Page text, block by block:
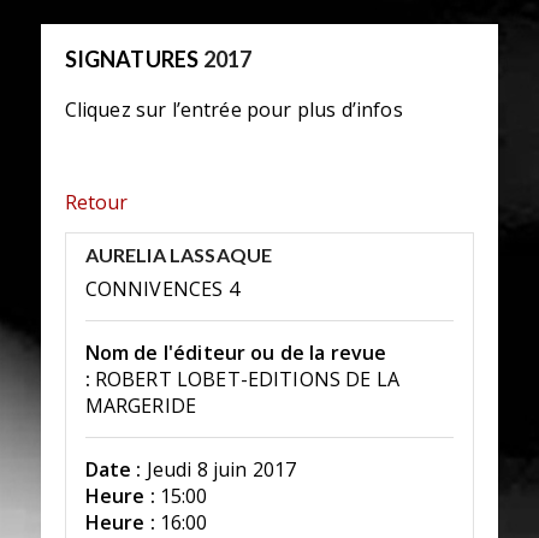
SIGNATURES 2017
Cliquez sur l’entrée pour plus d’infos
Retour
AURELIA LASSAQUE
CONNIVENCES 4
Nom de l'éditeur ou de la revue
: ROBERT LOBET-EDITIONS DE LA
MARGERIDE
Date : Jeudi 8 juin 2017
Heure : 15:00
Heure : 16:00